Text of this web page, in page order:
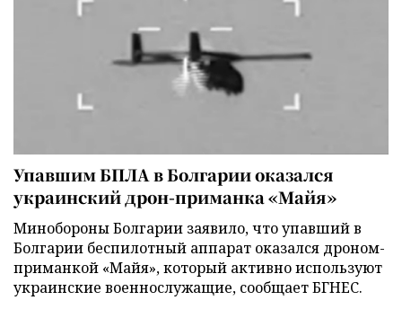
Упавшим БПЛА в Болгарии оказался
украинский дрон-приманка «Майя»
Минобороны Болгарии заявило, что упавший в
Болгарии беспилотный аппарат оказался дроном-
приманкой «Майя», который активно используют
украинские военнослужащие, сообщает БГНЕС.